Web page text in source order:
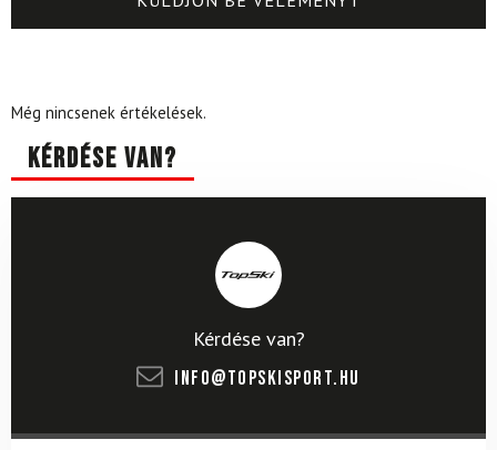
Még nincsenek értékelések.
Kérdése van?
Kérdése van?
info@topskisport.hu